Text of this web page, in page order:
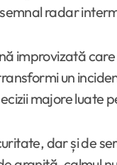
radar
improvizată
un
majore luate
dar și de